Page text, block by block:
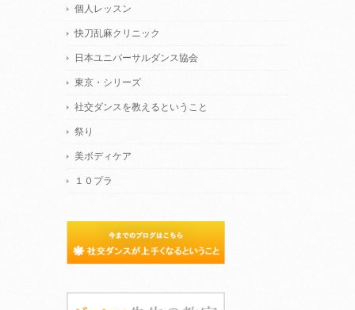
個人レッスン
快刀乱麻クリニック
日本ユニバーサルダンス協会
東京・シリーズ
社交ダンスを教えるということ
祭り
美ボディケア
１０プラ